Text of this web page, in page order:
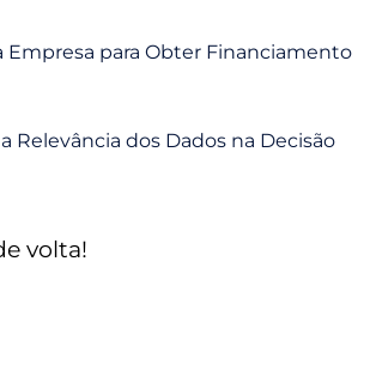
Empresa para Obter Financiamento
Relevância dos Dados na Decisão
volta!